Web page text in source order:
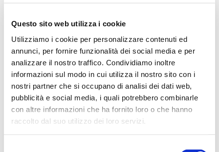
Questo sito web utilizza i cookie
Utilizziamo i cookie per personalizzare contenuti ed
annunci, per fornire funzionalità dei social media e per
analizzare il nostro traffico. Condividiamo inoltre
informazioni sul modo in cui utilizza il nostro sito con i
nostri partner che si occupano di analisi dei dati web,
pubblicità e social media, i quali potrebbero combinarle
con altre informazioni che ha fornito loro o che hanno
raccolto dal suo utilizzo dei loro servizi.
Acqua bene prezioso: un appello alla
responsabilità di tutti
L'estate porta con sé giornate più calde, campagne più
assetate...